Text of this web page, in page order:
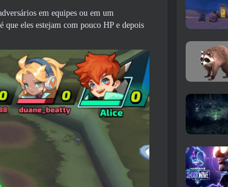
em equipes ou em um
eles estejam com pouco HP e depois